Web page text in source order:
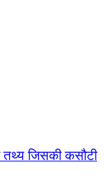
तथ्य जिसकी कसौटी